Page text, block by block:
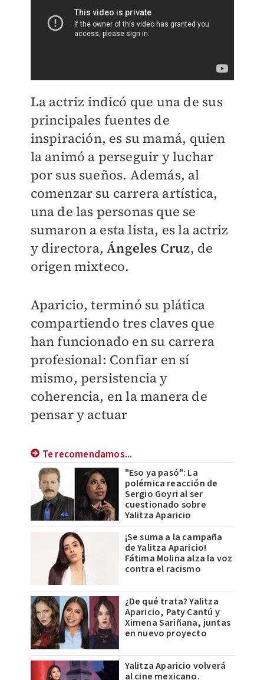
La actriz indicó que una de sus
principales fuentes de
inspiración, es su mamá, quien
la animó a perseguir y luchar
por sus sueños. Además, al
comenzar su carrera artística,
una de las personas que se
sumaron a esta lista, es la actriz
y directora,Ángeles Cruz, de
origen mixteco.
Aparicio, terminó su plática
compartiendo tres claves que
han funcionado en su carrera
profesional: Confiar en sí
mismo, persistencia y
coherencia, en la manera de
pensar y actuar
Te recomendamos...
"Eso ya pasó": La
polémica reacción de
Sergio Goyri al ser
cuestionado sobre
Yalitza Aparicio
¡Se suma a la campaña
de Yalitza Aparicio!
Fátima Molina alza la voz
contra el racismo
¿De qué trata? Yalitza
Aparicio, Paty Cantú y
Ximena Sariñana, juntas
en nuevo proyecto
Yalitza Aparicio volverá
al cine mexicano.